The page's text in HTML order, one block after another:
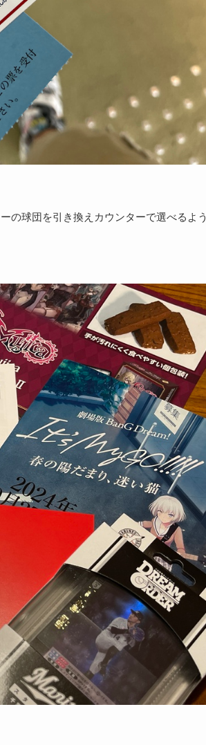
の球団を引き換えカウンターで選べるよう